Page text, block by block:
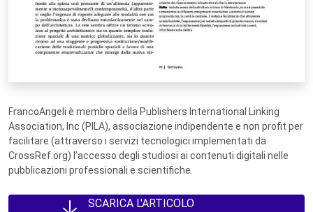
FrancoAngeli è membro della Publishers International Linking
Association, Inc (PILA), associazione indipendente e non profit per
facilitare (attraverso i servizi tecnologici implementati da
CrossRef.org) l’accesso degli studiosi ai contenuti digitali nelle
pubblicazioni professionali e scientifiche.
SCARICA L'ARTICOLO